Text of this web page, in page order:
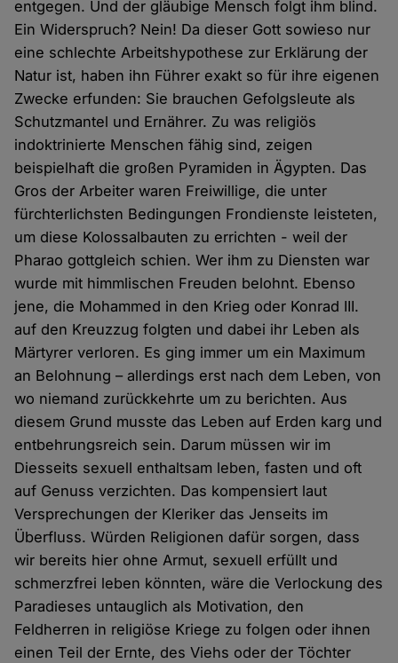
entgegen. Und der gläubige Mensch folgt ihm blind.
Ein Widerspruch? Nein! Da dieser Gott sowieso nur
eine schlechte Arbeitshypothese zur Erklärung der
Natur ist, haben ihn Führer exakt so für ihre eigenen
Zwecke erfunden: Sie brauchen Gefolgsleute als
Schutzmantel und Ernährer. Zu was religiös
indoktrinierte Menschen fähig sind, zeigen
beispielhaft die großen Pyramiden in Ägypten. Das
Gros der Arbeiter waren Freiwillige, die unter
fürchterlichsten Bedingungen Frondienste leisteten,
um diese Kolossalbauten zu errichten - weil der
Pharao gottgleich schien. Wer ihm zu Diensten war
wurde mit himmlischen Freuden belohnt. Ebenso
jene, die Mohammed in den Krieg oder Konrad III.
auf den Kreuzzug folgten und dabei ihr Leben als
Märtyrer verloren. Es ging immer um ein Maximum
an Belohnung – allerdings erst nach dem Leben, von
wo niemand zurückkehrte um zu berichten. Aus
diesem Grund musste das Leben auf Erden karg und
entbehrungsreich sein. Darum müssen wir im
Diesseits sexuell enthaltsam leben, fasten und oft
auf Genuss verzichten. Das kompensiert laut
Versprechungen der Kleriker das Jenseits im
Überfluss. Würden Religionen dafür sorgen, dass
wir bereits hier ohne Armut, sexuell erfüllt und
schmerzfrei leben könnten, wäre die Verlockung des
Paradieses untauglich als Motivation, den
Feldherren in religiöse Kriege zu folgen oder ihnen
einen Teil der Ernte, des Viehs oder der Töchter